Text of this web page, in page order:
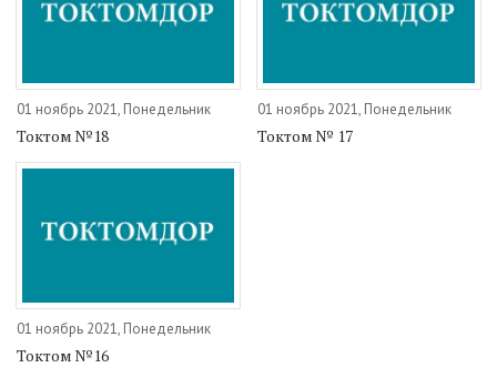
01 ноябрь 2021, Понедельник
Токтом №18
01 ноябрь 2021, Понедельник
Токтом № 17
01 ноябрь 2021, Понедельник
Токтом №16